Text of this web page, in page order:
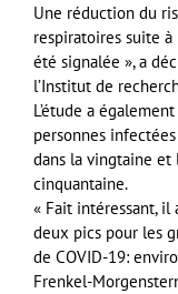
Une réduction du
respiratoires suite
été signalée », a
l’Institut de
L’étude a
personnes
dans la vingtaine et
cinquantaine.
« Fait intéressant,
deux pics pour les
de COVID-19:
Frenkel-